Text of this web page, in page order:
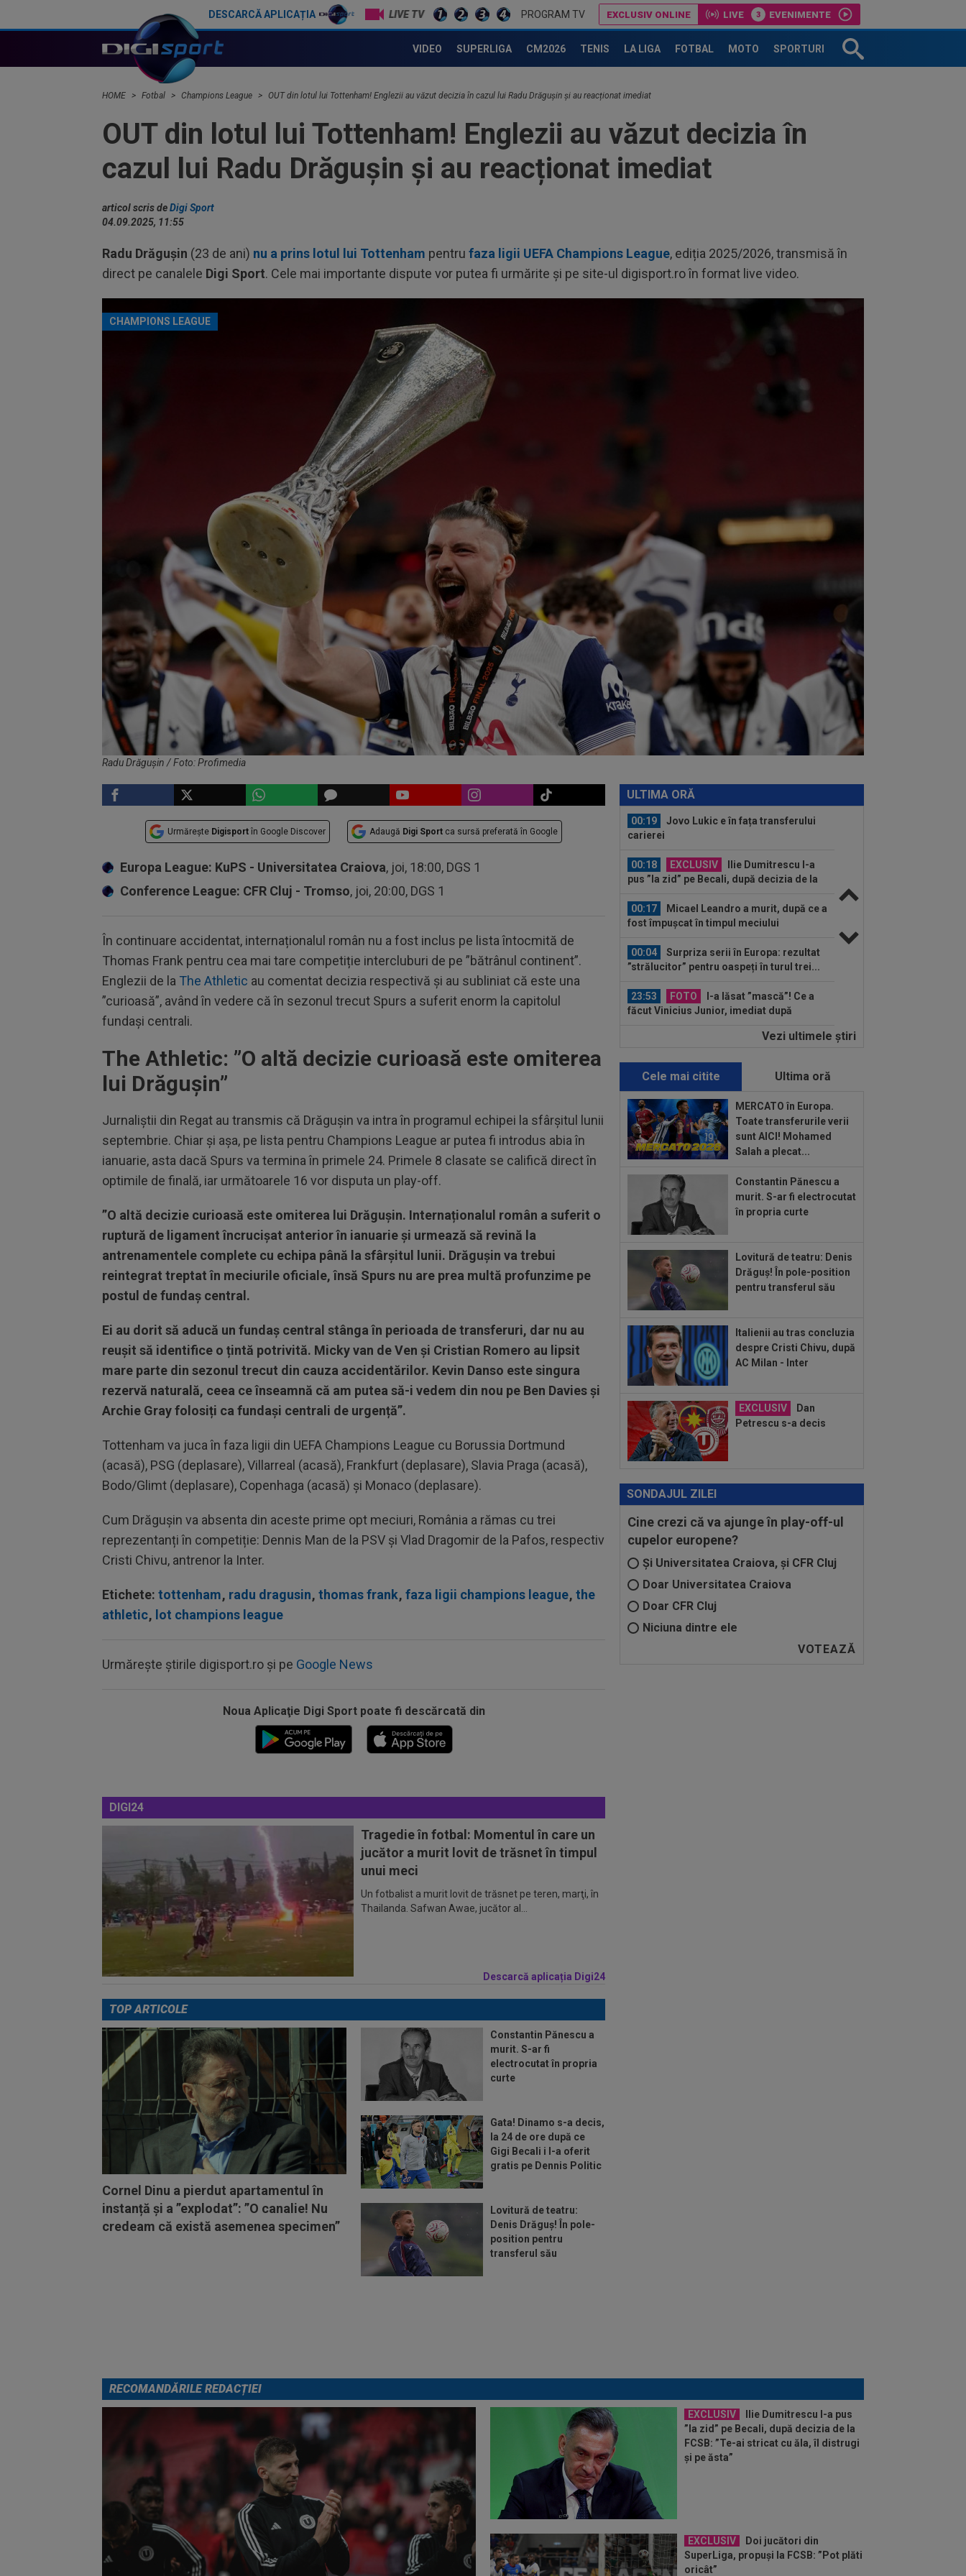
DESCARCĂ APLICAȚIA LIVE TV PROGRAM TV EXCLUSIV ONLINE LIVE EVENIMENTE
VIDEO SUPERLIGA CM2026 TENIS LA LIGA FOTBAL MOTO SPORTURI
HOME Fotbal Champions League OUT din lotul lui Tottenham! Englezii au văzut decizia în cazul lui Radu Drăgușin și au reacționat imediat
OUT din lotul lui Tottenham! Englezii au văzut decizia în
cazul lui Radu Drăgușin și au reacționat imediat
articol scris deDigi Sport
04.09.2025, 11:55
Radu Drăgușin (23 de ani) nu a prins lotul lui Tottenham pentru faza ligii UEFA Champions League, ediția 2025/2026, transmisă în
direct pe canalele Digi Sport. Cele mai importante dispute vor putea fi urmărite și pe site-ul digisport.ro în format live video.
CHAMPIONS LEAGUE
Radu Drăgușin / Foto: Profimedia
Urmărește Digisport în Google Discover Adaugă Digi Sport ca sursă preferată în Google
Europa League: KuPS - Universitatea Craiova, joi, 18:00, DGS 1
Conference League: CFR Cluj - Tromso, joi, 20:00, DGS 1
În continuare accidentat, internaționalul român nu a fost inclus pe lista întocmită de
Thomas Frank pentru cea mai tare competiție intercluburi de pe ”bătrânul continent”.
Englezii de la The Athletic au comentat decizia respectivă și au subliniat că este una
”curioasă”, având în vedere că în sezonul trecut Spurs a suferit enorm la capitolul
fundași centrali.
The Athletic: ”O altă decizie curioasă este omiterea
lui Drăgușin”
Jurnaliștii din Regat au transmis că Drăgușin va intra în programul echipei la sfârșitul lunii
septembrie. Chiar și așa, pe lista pentru Champions League ar putea fi introdus abia în
ianuarie, asta dacă Spurs va termina în primele 24. Primele 8 clasate se califică direct în
optimile de finală, iar următoarele 16 vor disputa un play-off.
”O altă decizie curioasă este omiterea lui Drăgușin. Internaționalul român a suferit o
ruptură de ligament încrucișat anterior în ianuarie și urmează să revină la
antrenamentele complete cu echipa până la sfârșitul lunii. Drăgușin va trebui
reintegrat treptat în meciurile oficiale, însă Spurs nu are prea multă profunzime pe
postul de fundaș central.
Ei au dorit să aducă un fundaș central stânga în perioada de transferuri, dar nu au
reușit să identifice o țintă potrivită. Micky van de Ven și Cristian Romero au lipsit
mare parte din sezonul trecut din cauza accidentărilor. Kevin Danso este singura
rezervă naturală, ceea ce înseamnă că am putea să-i vedem din nou pe Ben Davies și
Archie Gray folosiți ca fundași centrali de urgență”.
Tottenham va juca în faza ligii din UEFA Champions League cu Borussia Dortmund
(acasă), PSG (deplasare), Villarreal (acasă), Frankfurt (deplasare), Slavia Praga (acasă),
Bodo/Glimt (deplasare), Copenhaga (acasă) și Monaco (deplasare).
Cum Drăgușin va absenta din aceste prime opt meciuri, România a rămas cu trei
reprezentanți în competiție: Dennis Man de la PSV și Vlad Dragomir de la Pafos, respectiv
Cristi Chivu, antrenor la Inter.
Etichete: tottenham, radu dragusin, thomas frank, faza ligii champions league, the
athletic, lot champions league
Urmărește știrile digisport.ro și pe Google News
Noua Aplicaţie Digi Sport poate fi descărcată din
DIGI24
Tragedie în fotbal: Momentul în care un
jucător a murit lovit de trăsnet în timpul
unui meci
Un fotbalist a murit lovit de trăsnet pe teren, marţi, în
Thailanda. Safwan Awae, jucător al...
Descarcă aplicația Digi24
ULTIMA ORĂ
23:53
I-a lăsat ”mască”! Ce a
făcut Vinicius Junior, imediat după
negocierile cu Real...
23:52
EXCLUSIV
numit cel mai bun atacant din SuperLiga
Surpriza din preliminariile
Champions League le-a rupt seria de
victorii...
23:50
MERCATO în Europa. Toate
transferurile verii sunt AICI! Mohamed
Salah a plecat...
23:38
EXCLUSIV
Doi jucători din
SuperLiga, propuși la FCSB: ”Pot plăti
decis
00:19
Jovo Lukic e în fața transferului
carierei
00:18 EXCLUSIV
Ilie Dumitrescu l-a
pus ”la zid” pe Becali, după decizia de la
00:17
Micael Leandro a murit, după ce a
fost împușcat în timpul meciului
00:04
Surpriza serii în Europa: rezultat
”strălucitor” pentru oaspeți în turul trei...
23:53 FOTO
I-a lăsat ”mască”! Ce a
făcut Vinicius Junior, imediat după
Ilie Dumitrescu a
23:51
Surpriza din preliminariile
Champions League le-a rupt seria de
victorii...
23:50
MERCATO în Europa. Toate
transferurile verii sunt AICI! Mohamed
Salah a plecat...
SuperLiga, propuși la FCSB: ”Pot plăti
oricât”
00:22
EXCLUSIV
Dan Petrescu s-a
decis
00:19
Jovo Lukic e în fața transferului
carierei
00:18 EXCLUSIV
FCSB: ”Te-ai...
00:17
Micael Leandro a murit, după ce a
fost împușcat în timpul meciului
”strălucitor” pentru oaspeți în turul trei...
Vezi ultimele ştiri
Cele mai citite Ultima oră
MERCATO în Europa.
Toate transferurile verii
sunt AICI! Mohamed
Salah a plecat...
Constantin Pănescu a
murit. S-ar fi electrocutat
în propria curte
Lovitură de teatru: Denis
Drăguș! În pole-position
pentru transferul său
Italienii au tras concluzia
despre Cristi Chivu, după
AC Milan - Inter
EXCLUSIV
Dan
Petrescu s-a decis
SONDAJUL ZILEI
Cine crezi că va ajunge în play-off-ul
cupelor europene?
Și Universitatea Craiova, și CFR Cluj
Doar Universitatea Craiova
Doar CFR Cluj
Niciuna dintre ele
TOP ARTICOLE
Cornel Dinu a pierdut apartamentul în
instanță și a ”explodat”: ”O canalie! Nu
credeam că există asemenea specimen”
Constantin Pănescu a
murit. S-ar fi
electrocutat în propria
curte
Gata! Dinamo s-a decis,
la 24 de ore după ce
Gigi Becali i l-a oferit
gratis pe Dennis Politic
Lovitură de teatru:
Denis Drăguș! În pole-
position pentru
transferul său
RECOMANDĂRILE REDACȚIEI
EXCLUSIV
Ilie Dumitrescu l-a pus
”la zid” pe Becali, după decizia de la
FCSB: ”Te-ai stricat cu ăla, îl distrugi
și pe ăsta”
EXCLUSIV
Doi jucători din
SuperLiga, propuși la FCSB: ”Pot plăti
oricât”